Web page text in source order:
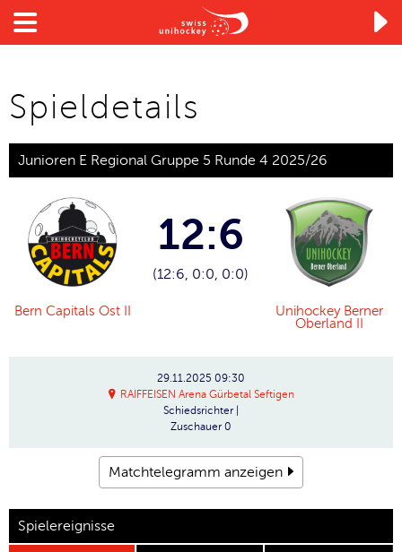

Spieldetails
Junioren E Regional Gruppe 5 Runde 4 2025/26
Bern Capitals Ost II
12:6
(12:6, 0:0, 0:0)
Unihockey Berner
Oberland II
29.11.2025 09:30
RAIFFEISEN Arena Gürbetal Seftigen
Schiedsrichter
Zuschauer 0
Matchtelegramm anzeigen
Spielereignisse